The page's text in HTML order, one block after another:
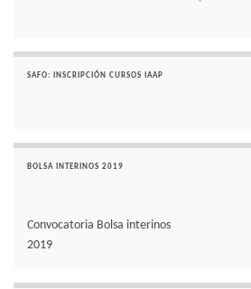
SAFO: INSCRIPCIÓN CURSOS IAAP
BOLSA INTERINOS 2019
Convocatoria Bolsa interinos
2019